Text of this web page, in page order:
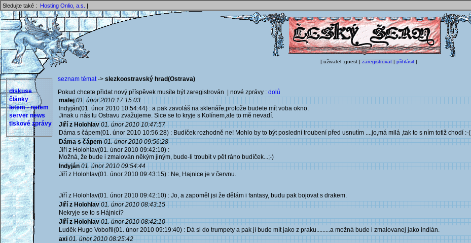
Sledujte také : Hosting Onlio, a.s. |
| uživatel :guest | zaregistrovat | přihlásit |
diskuse
články
letem - netem
server news
tiskové zprávy
seznam témat-> slezkoostravský hrad(Ostrava)
Pokud chcete přidat nový příspěvek musíte být zaregistrován | nové zprávy : dolů
malej 01. únor 2010 17:15:03
Indyján(01. únor 2010 10:54:44) : a pak zavoláš na sklenáře,protože budete mít voba okno.
Jinak u nás tu Ostravu zvažujeme. Sice se to kryje s Kolínem,ale to mě nevadí.
Jiří z Holohlav 01. únor 2010 10:47:57
Dáma s čápem(01. únor 2010 10:56:28) : Budíček rozhodně ne! Mohlo by to být poslední troubení před usnutím ....jo,má milá ,tak to s ním totiž chodí :-(
Dáma s čápem 01. únor 2010 09:56:28
Jiří z Holohlav(01. únor 2010 09:42:10) :
Možná, že bude i zmalován někým jiným, bude-li troubit v pět ráno budíček...;-)
Indyján 01. únor 2010 09:54:44
Jiří z Holohlav(01. únor 2010 09:43:15) : Ne, Hajnice je v červnu.
Jiří z Holohlav(01. únor 2010 09:42:10) : Jo, a zapoměl jsi že dělám i fantasy, budu pak bojovat s drakem.
Jiří z Holohlav 01. únor 2010 08:43:15
Nekryje se to s Hájnicí?
Jiří z Holohlav 01. únor 2010 08:42:10
Luděk Hugo Vobořil(01. únor 2010 09:19:40) : Dá si do trumpety a pak jí bude mít jako z praku.........a možná bude i zmalovanej jako indián.
axi 01. únor 2010 08:25:42